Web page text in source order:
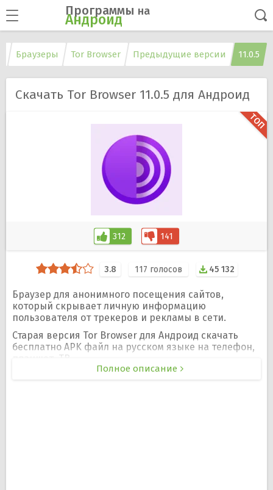
Программы на
Андроид
Браузеры Tor Browser Предыдущие версии 11.0.5
Скачать Tor Browser 11.0.5 для Андроид
312 141
3.8 117 голосов 45 132
Браузер для анонимного посещения сайтов,
который скрывает личную информацию
пользователя от трекеров и рекламы в сети.
Старая версия Tor Browser для Андроид скачать
бесплатно APK файл на русском языке на телефон,
планшет, ТВ.
Полное описание